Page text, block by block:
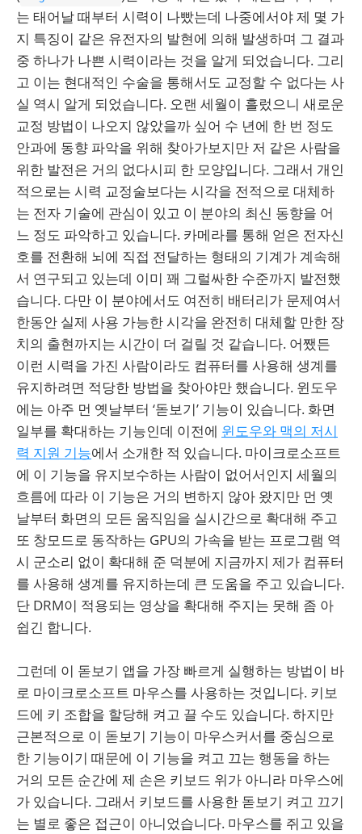
는 태어날 때부터 시력이 나빴는데 나중에서야 제 몇 가
지 특징이 같은 유전자의 발현에 의해 발생하며 그 결과
중 하나가 나쁜 시력이라는 것을 알게 되었습니다. 그리
고 이는 현대적인 수술을 통해서도 교정할 수 없다는 사
실 역시 알게 되었습니다. 오랜 세월이 흘렀으니 새로운
교정 방법이 나오지 않았을까 싶어 수 년에 한 번 정도
안과에 동향 파악을 위해 찾아가보지만 저 같은 사람을
위한 발전은 거의 없다시피 한 모양입니다. 그래서 개인
적으로는 시력 교정술보다는 시각을 전적으로 대체하
는 전자 기술에 관심이 있고 이 분야의 최신 동향을 어
느 정도 파악하고 있습니다. 카메라를 통해 얻은 전자신
호를 전환해 뇌에 직접 전달하는 형태의 기계가 계속해
서 연구되고 있는데 이미 꽤 그럴싸한 수준까지 발전했
습니다. 다만 이 분야에서도 여전히 배터리가 문제여서
한동안 실제 사용 가능한 시각을 완전히 대체할 만한 장
치의 출현까지는 시간이 더 걸릴 것 같습니다. 어쨌든
이런 시력을 가진 사람이라도 컴퓨터를 사용해 생계를
유지하려면 적당한 방법을 찾아야만 했습니다. 윈도우
에는 아주 먼 옛날부터 ‘돋보기’ 기능이 있습니다. 화면
일부를 확대하는 기능인데 이전에 윈도우와 맥의 저시
력 지원 기능에서 소개한 적 있습니다. 마이크로소프트
에 이 기능을 유지보수하는 사람이 없어서인지 세월의
흐름에 따라 이 기능은 거의 변하지 않아 왔지만 먼 옛
날부터 화면의 모든 움직임을 실시간으로 확대해 주고
또 창모드로 동작하는 GPU의 가속을 받는 프로그램 역
시 군소리 없이 확대해 준 덕분에 지금까지 제가 컴퓨터
를 사용해 생계를 유지하는데 큰 도움을 주고 있습니다.
단 DRM이 적용되는 영상을 확대해 주지는 못해 좀 아
쉽긴 합니다.
그런데 이 돋보기 앱을 가장 빠르게 실행하는 방법이 바
로 마이크로소프트 마우스를 사용하는 것입니다. 키보
드에 키 조합을 할당해 켜고 끌 수도 있습니다. 하지만
근본적으로 이 돋보기 기능이 마우스커서를 중심으로
한 기능이기 때문에 이 기능을 켜고 끄는 행동을 하는
거의 모든 순간에 제 손은 키보드 위가 아니라 마우스에
가 있습니다. 그래서 키보드를 사용한 돋보기 켜고 끄기
는 별로 좋은 접근이 아니었습니다. 마우스를 쥐고 있을